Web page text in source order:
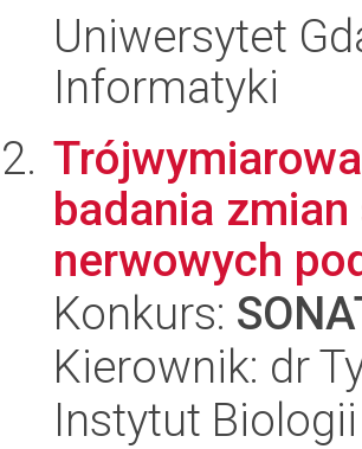
Uniwersytet
Informatyki
badania
nerwowych
Konkurs:
Kierownik: dr
Instytut